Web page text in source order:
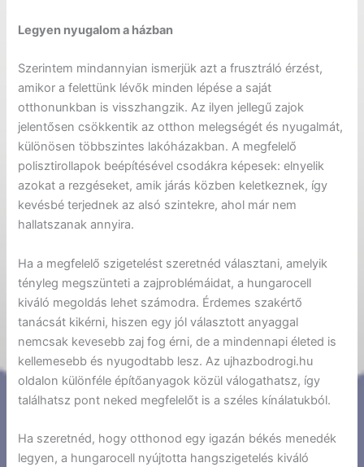
Legyen nyugalom a házban
Szerintem mindannyian ismerjük azt a frusztráló érzést,
amikor a felettünk lévők minden lépése a saját
otthonunkban is visszhangzik. Az ilyen jellegű zajok
jelentősen csökkentik az otthon melegségét és nyugalmát,
különösen többszintes lakóházakban. A megfelelő
polisztirollapok beépítésével csodákra képesek: elnyelik
azokat a rezgéseket, amik járás közben keletkeznek, így
kevésbé terjednek az alsó szintekre, ahol már nem
hallatszanak annyira.
Ha a megfelelő szigetelést szeretnéd választani, amelyik
tényleg megszünteti a zajproblémáidat, a hungarocell
kiváló megoldás lehet számodra. Érdemes szakértő
tanácsát kikérni, hiszen egy jól választott anyaggal
nemcsak kevesebb zaj fog érni, de a mindennapi életed is
kellemesebb és nyugodtabb lesz. Az ujhazbodrogi.hu
oldalon különféle építőanyagok közül válogathatsz, így
találhatsz pont neked megfelelőt is a széles kínálatukból.
Ha szeretnéd, hogy otthonod egy igazán békés menedék
legyen, a hungarocell nyújtotta hangszigetelés kiváló